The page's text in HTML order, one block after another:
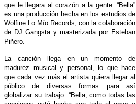
que le llegara al corazón a la gente. “Bella”
es una producción hecha en los estudios de
Wolfine Lo Mío Records, con la colaboración
de DJ Gangsta y masterizada por Esteban
Piñero.
La canción llega en un momento de
madurez musical y personal, lo que hace
que cada vez más el artista quiera llegar al
público de diversas formas para así
globalizar su trabajo. “Bella, como todas las